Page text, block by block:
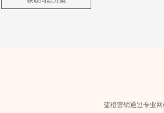
蓝橙营销通过专业